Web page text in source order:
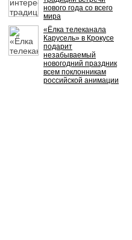
нового года со всего
мира
«Ёлка телеканала
Карусель» в Крокусе
подарит
незабываемый
новогодний праздник
всем поклонникам
российской анимации